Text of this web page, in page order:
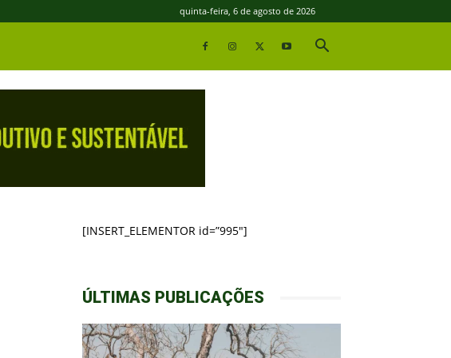
quinta-feira, 6 de agosto de 2026
[INSERT_ELEMENTOR id=”995″]
ÚLTIMAS PUBLICAÇÕES